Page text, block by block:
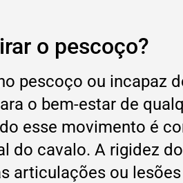
o pescoço?
pescoço ou incapaz
o bem-estar de
esse movimento é
do cavalo. A rigidez
articulações ou